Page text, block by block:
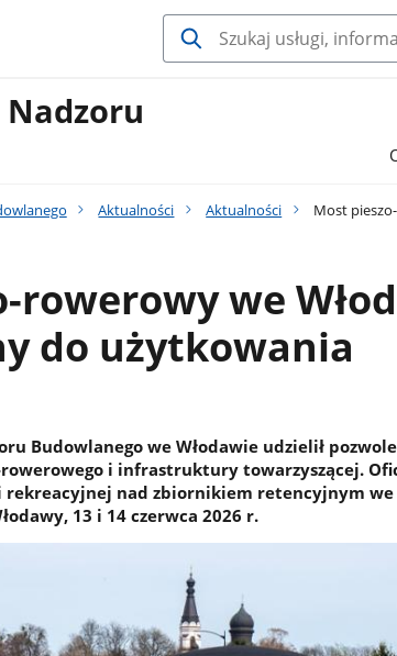
Nadzoru
Aktualności Aktualności Most
rowerowy we
do użytkowania
Budowlanego we Włodawie udzielił
i infrastruktury towarzyszącej.
nad zbiornikiem retencyjnym we
13 i 14 czerwca 2026 r.